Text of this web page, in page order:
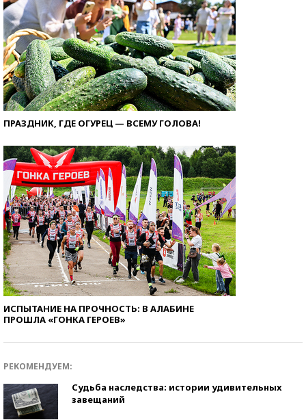
ПРАЗДНИК, ГДЕ ОГУРЕЦ — ВСЕМУ ГОЛОВА!
ИСПЫТАНИЕ НА ПРОЧНОСТЬ: В АЛАБИНЕ
ПРОШЛА «ГОНКА ГЕРОЕВ»
РЕКОМЕНДУЕМ:
Судьба наследства: истории удивительных
завещаний